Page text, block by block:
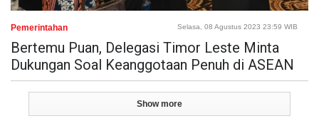
Pemerintahan Selasa, 08 Agustus 2023 23:59 WIB
Bertemu Puan, Delegasi Timor Leste Minta
Dukungan Soal Keanggotaan Penuh di ASEAN
Show more